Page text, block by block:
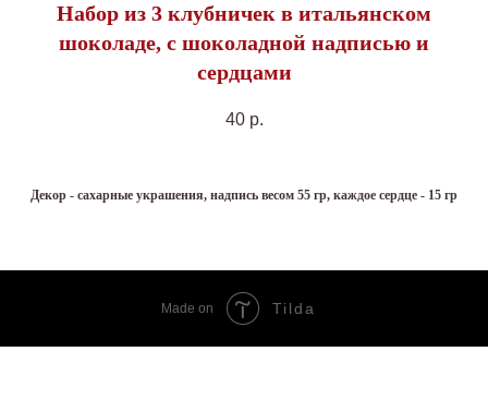
Набор из 3 клубничек в итальянском
шоколаде, с шоколадной надписью и
сердцами
40 р.
Декор - сахарные украшения, надпись весом 55 гр, каждое сердце - 15 гр
Made on Tilda